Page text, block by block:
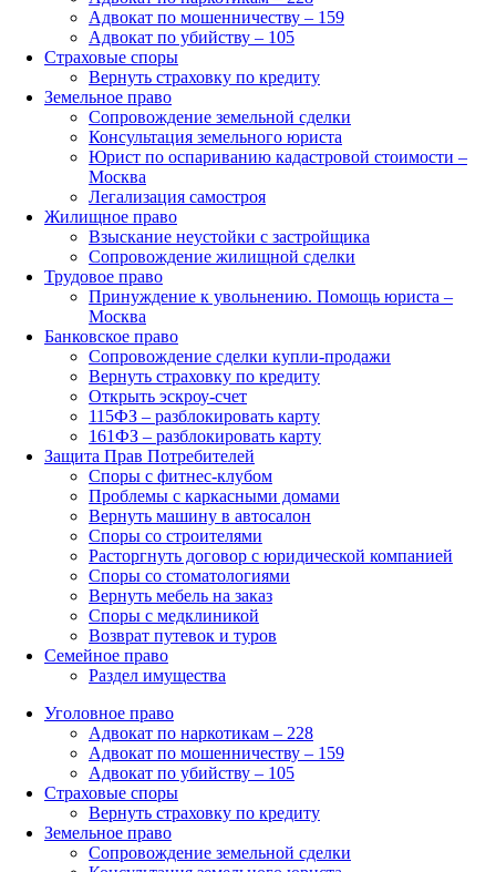
Адвокат по мошенничеству – 159
Адвокат по убийству – 105
Страховые споры
Вернуть страховку по кредиту
Земельное право
Сопровождение земельной сделки
Консультация земельного юриста
Юрист по оспариванию кадастровой стоимости –
Москва
Легализация самостроя
Жилищное право
Взыскание неустойки с застройщика
Сопровождение жилищной сделки
Трудовое право
Принуждение к увольнению. Помощь юриста –
Москва
Банковское право
Сопровождение сделки купли-продажи
Вернуть страховку по кредиту
Открыть эскроу-счет
115ФЗ – разблокировать карту
161ФЗ – разблокировать карту
Защита Прав Потребителей
Споры с фитнес-клубом
Проблемы с каркасными домами
Вернуть машину в автосалон
Споры со строителями
Расторгнуть договор с юридической компанией
Споры со стоматологиями
Вернуть мебель на заказ
Споры с медклиникой
Возврат путевок и туров
Семейное право
Раздел имущества
Уголовное право
Адвокат по наркотикам – 228
Адвокат по мошенничеству – 159
Адвокат по убийству – 105
Страховые споры
Вернуть страховку по кредиту
Земельное право
Сопровождение земельной сделки